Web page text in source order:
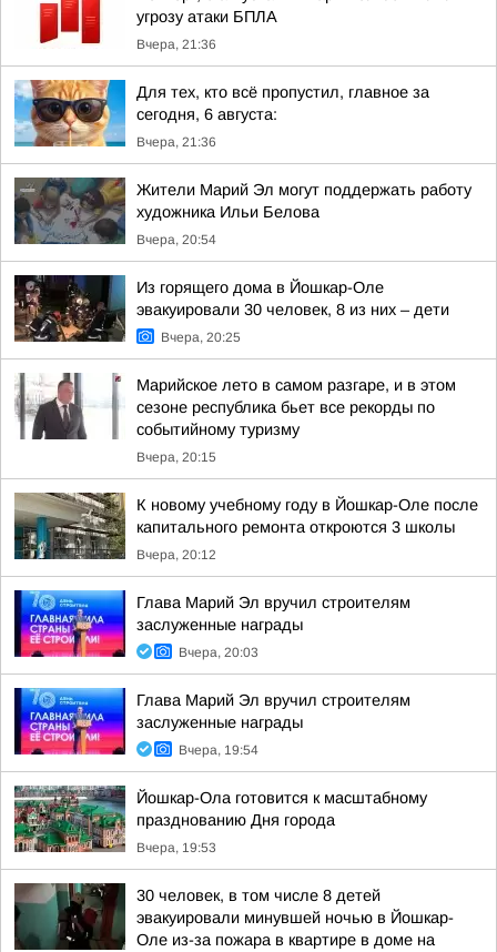
угрозу атаки БПЛА
Вчера, 21:36
Для тех, кто всё пропустил, главное за
сегодня, 6 августа:
Вчера, 21:36
Жители Марий Эл могут поддержать работу
художника Ильи Белова
Вчера, 20:54
Из горящего дома в Йошкар-Оле
эвакуировали 30 человек, 8 из них – дети
Вчера, 20:25
Марийское лето в самом разгаре, и в этом
сезоне республика бьет все рекорды по
событийному туризму
Вчера, 20:15
К новому учебному году в Йошкар-Оле после
капитального ремонта откроются 3 школы
Вчера, 20:12
Глава Марий Эл вручил строителям
заслуженные награды
Вчера, 20:03
Глава Марий Эл вручил строителям
заслуженные награды
Вчера, 19:54
Йошкар-Ола готовится к масштабному
празднованию Дня города
Вчера, 19:53
30 человек, в том числе 8 детей
эвакуировали минувшей ночью в Йошкар-
Оле из-за пожара в квартире в доме на